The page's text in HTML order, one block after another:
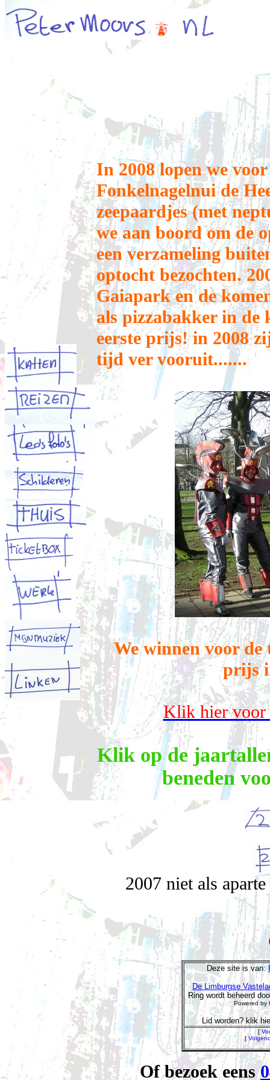
In 2008 lopen we
Fonkelnagelnui de
zeepaardjes (met
we aan boord om de
een verzameling
optocht bezochten.
Gaiapark en de
als pizzabakker in de
eerste prijs! in 2008
tijd ver vooruit.......
We winnen voor de
prijs
Klik hier voor
Klik op de
beneden
2007 niet als
Deze site is van:
De Limburgse
Ring wordt beheerd
Powered by
Lid worden? klik
[
[
Of bezoek eens